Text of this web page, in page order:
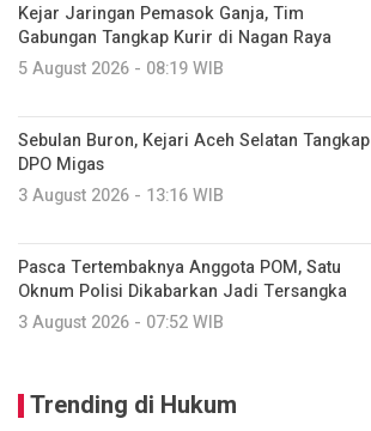
Kejar Jaringan Pemasok Ganja, Tim
Gabungan Tangkap Kurir di Nagan Raya
5 August 2026 - 08:19 WIB
Sebulan Buron, Kejari Aceh Selatan Tangkap
DPO Migas
3 August 2026 - 13:16 WIB
Pasca Tertembaknya Anggota POM, Satu
Oknum Polisi Dikabarkan Jadi Tersangka
3 August 2026 - 07:52 WIB
Trending di Hukum